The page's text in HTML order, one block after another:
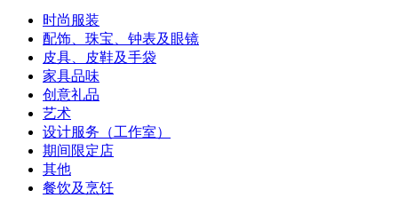
时尚服装
配饰、珠宝、钟表及眼镜
皮具、皮鞋及手袋
家具品味
创意礼品
艺术
设计服务（工作室）
期间限定店
其他
餐饮及烹饪